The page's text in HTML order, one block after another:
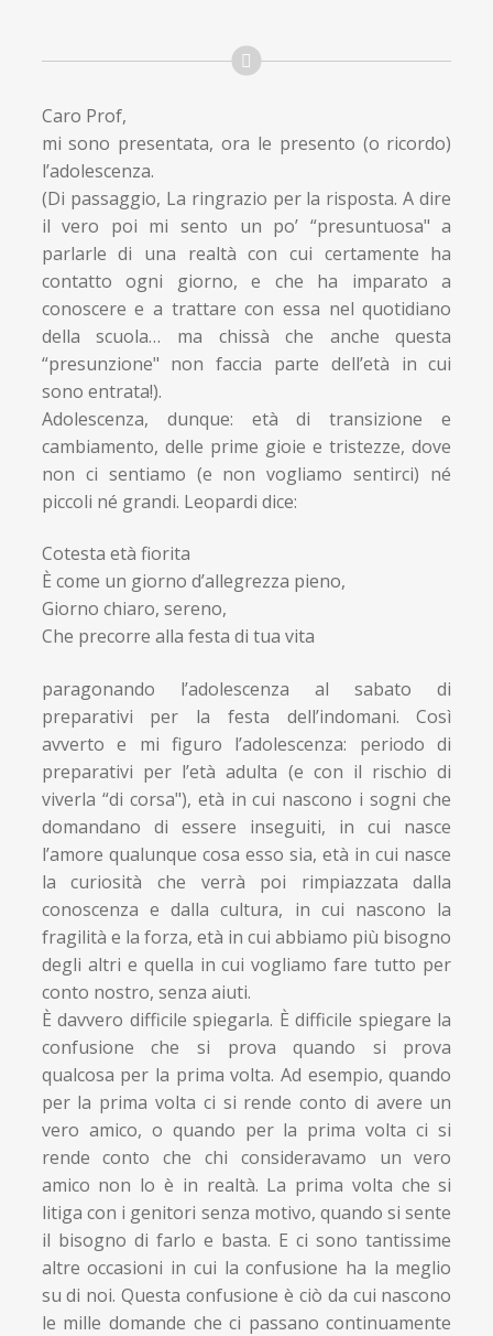
Caro Prof,
mi sono presentata, ora le presento (o ricordo)
l’adolescenza.
(Di passaggio, La ringrazio per la risposta. A dire
il vero poi mi sento un po’ “presuntuosa" a
parlarle di una realtà con cui certamente ha
contatto ogni giorno, e che ha imparato a
conoscere e a trattare con essa nel quotidiano
della scuola… ma chissà che anche questa
“presunzione" non faccia parte dell’età in cui
sono entrata!).
Adolescenza, dunque: età di transizione e
cambiamento, delle prime gioie e tristezze, dove
non ci sentiamo (e non vogliamo sentirci) né
piccoli né grandi. Leopardi dice:
Cotesta età fiorita
È come un giorno d’allegrezza pieno,
Giorno chiaro, sereno,
Che precorre alla festa di tua vita
paragonando l’adolescenza al sabato di
preparativi per la festa dell’indomani. Così
avverto e mi figuro l’adolescenza: periodo di
preparativi per l’età adulta (e con il rischio di
viverla “di corsa"), età in cui nascono i sogni che
domandano di essere inseguiti, in cui nasce
l’amore qualunque cosa esso sia, età in cui nasce
la curiosità che verrà poi rimpiazzata dalla
conoscenza e dalla cultura, in cui nascono la
fragilità e la forza, età in cui abbiamo più bisogno
degli altri e quella in cui vogliamo fare tutto per
conto nostro, senza aiuti.
È davvero difficile spiegarla. È difficile spiegare la
confusione che si prova quando si prova
qualcosa per la prima volta. Ad esempio, quando
per la prima volta ci si rende conto di avere un
vero amico, o quando per la prima volta ci si
rende conto che chi consideravamo un vero
amico non lo è in realtà. La prima volta che si
litiga con i genitori senza motivo, quando si sente
il bisogno di farlo e basta. E ci sono tantissime
altre occasioni in cui la confusione ha la meglio
su di noi. Questa confusione è ciò da cui nascono
le mille domande che ci passano continuamente